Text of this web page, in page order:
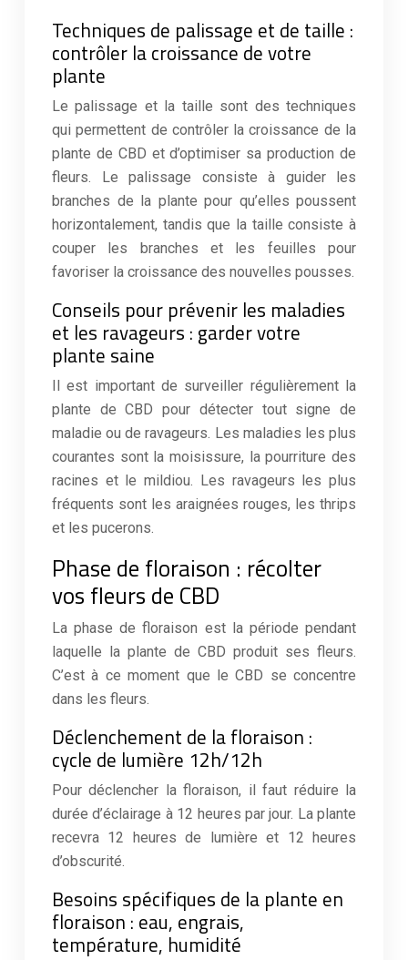
Techniques de palissage et de taille :
contrôler la croissance de votre
plante
Le palissage et la taille sont des techniques
qui permettent de contrôler la croissance de la
plante de CBD et d’optimiser sa production de
fleurs. Le palissage consiste à guider les
branches de la plante pour qu’elles poussent
horizontalement, tandis que la taille consiste à
couper les branches et les feuilles pour
favoriser la croissance des nouvelles pousses.
Conseils pour prévenir les maladies
et les ravageurs : garder votre
plante saine
Il est important de surveiller régulièrement la
plante de CBD pour détecter tout signe de
maladie ou de ravageurs. Les maladies les plus
courantes sont la moisissure, la pourriture des
racines et le mildiou. Les ravageurs les plus
fréquents sont les araignées rouges, les thrips
et les pucerons.
Phase de floraison : récolter
vos fleurs de CBD
La phase de floraison est la période pendant
laquelle la plante de CBD produit ses fleurs.
C’est à ce moment que le CBD se concentre
dans les fleurs.
Déclenchement de la floraison :
cycle de lumière 12h/12h
Pour déclencher la floraison, il faut réduire la
durée d’éclairage à 12 heures par jour. La plante
recevra 12 heures de lumière et 12 heures
d’obscurité.
Besoins spécifiques de la plante en
floraison : eau, engrais,
température, humidité